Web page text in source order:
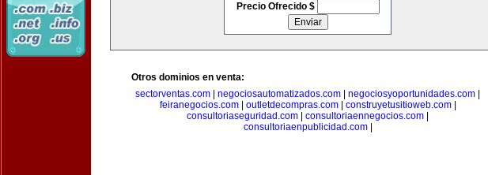
Precio Ofrecido $
Otros dominios en venta:
sectorventas.com
negociosautomatizados.com negociosyoportunidades.com
feiranegocios.com| outletdecompras.com| construyetusitioweb.com|
consultoriaseguridad.com
consultoriaennegocios.com
consultoriaenpublicidad.com|